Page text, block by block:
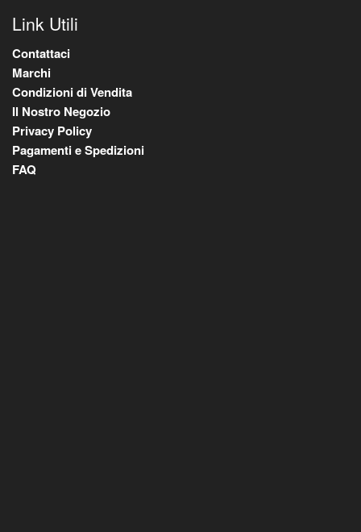
Link Utili
Contattaci
Marchi
Condizioni di Vendita
Il Nostro Negozio
Privacy Policy
Pagamenti e Spedizioni
FAQ